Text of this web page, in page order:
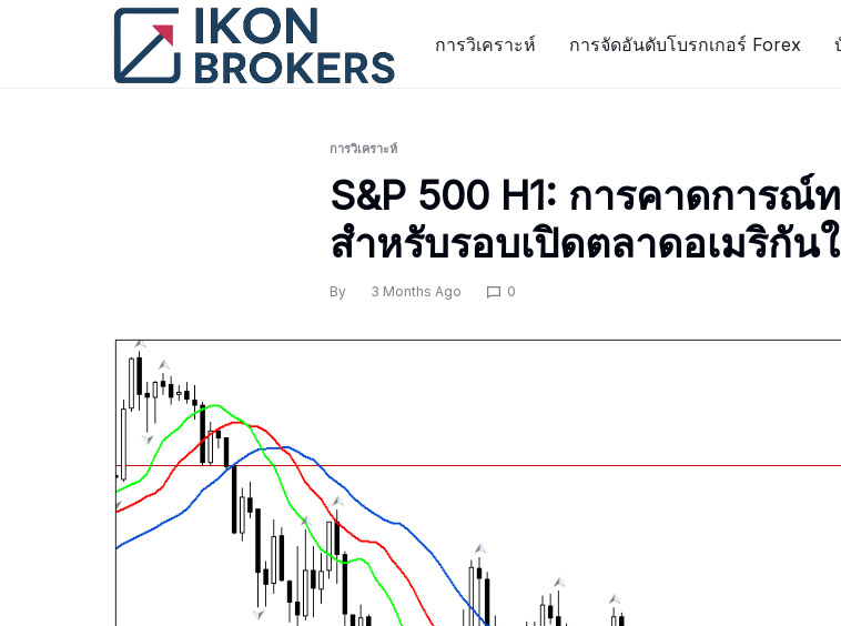
การวิเคราะห์ การจัดอันดับโบรกเกอร์ Forex
การวิเคราะห์
S&P 500 H1: การคาดการ
สำหรับรอบเปิดตลาดอเมริกั
By 3 Months Ago 0